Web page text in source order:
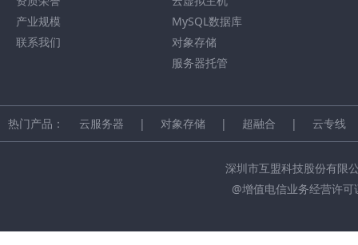
产业规模
联系我们
MySQL数据库
对象存储
服务器托管
热门产品： 云服务器 | 对象存储 | 超融合 | 云专线
深圳市互盟科技股份有
@增值电信业务经营许